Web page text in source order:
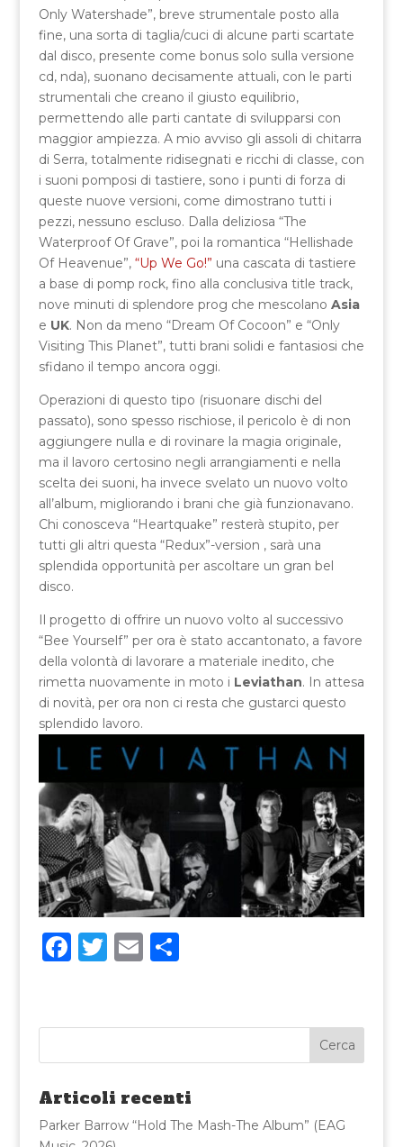
Only Watershade”, breve strumentale posto alla
fine, una sorta di taglia/cuci di alcune parti scartate
dal disco, presente come bonus solo sulla versione
cd, nda), suonano decisamente attuali, con le parti
strumentali che creano il giusto equilibrio,
permettendo alle parti cantate di svilupparsi con
maggior ampiezza. A mio avviso gli assoli di chitarra
di Serra, totalmente ridisegnati e ricchi di classe, con
i suoni pomposi di tastiere, sono i punti di forza di
queste nuove versioni, come dimostrano tutti i
pezzi, nessuno escluso. Dalla deliziosa “The
Waterproof Of Grave”, poi la romantica “Hellishade
Of Heavenue”, “Up We Go!” una cascata di tastiere
a base di pomp rock, fino alla conclusiva title track,
nove minuti di splendore prog che mescolano Asia
e UK. Non da meno “Dream Of Cocoon” e “Only
Visiting This Planet”, tutti brani solidi e fantasiosi che
sfidano il tempo ancora oggi.
Operazioni di questo tipo (risuonare dischi del
passato), sono spesso rischiose, il pericolo è di non
aggiungere nulla e di rovinare la magia originale,
ma il lavoro certosino negli arrangiamenti e nella
scelta dei suoni, ha invece svelato un nuovo volto
all’album, migliorando i brani che già funzionavano.
Chi conosceva “Heartquake” resterà stupito, per
tutti gli altri questa “Redux”-version , sarà una
splendida opportunità per ascoltare un gran bel
disco.
Il progetto di offrire un nuovo volto al successivo
“Bee Yourself” per ora è stato accantonato, a favore
della volontà di lavorare a materiale inedito, che
rimetta nuovamente in moto i Leviathan. In attesa
di novità, per ora non ci resta che gustarci questo
splendido lavoro.
F
e
b
o
o
T
te
r
E
l
C
di
vi
di
Articoli recenti
Parker Barrow “Hold The Mash-The Album” (EAG